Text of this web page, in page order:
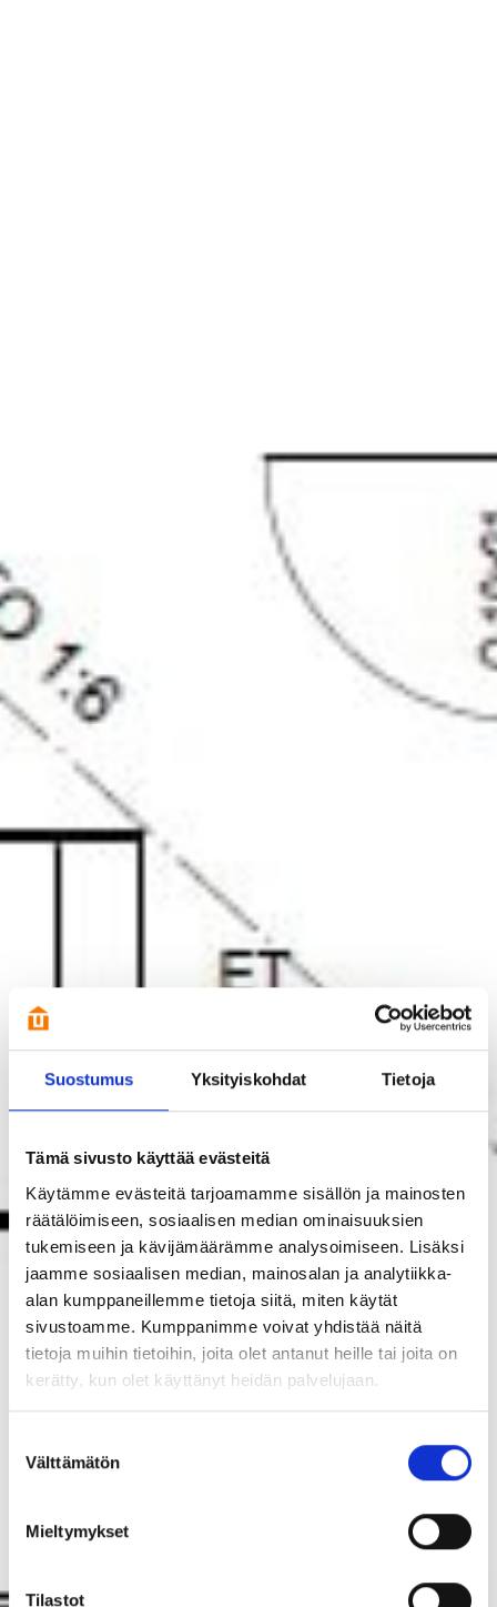
Suostumus Yksityiskohdat Tietoja
Tämä sivusto käyttää evästeitä
Käytämme evästeitä tarjoamamme sisällön ja mainosten
räätälöimiseen, sosiaalisen median ominaisuuksien
tukemiseen ja kävijämäärämme analysoimiseen. Lisäksi
jaamme sosiaalisen median, mainosalan ja analytiikka-
alan kumppaneillemme tietoja siitä, miten käytät
sivustoamme. Kumppanimme voivat yhdistää näitä
tietoja muihin tietoihin, joita olet antanut heille tai joita on
kerätty, kun olet käyttänyt heidän palvelujaan.
valinta
Välttämätön
Mieltymykset
Tilastot